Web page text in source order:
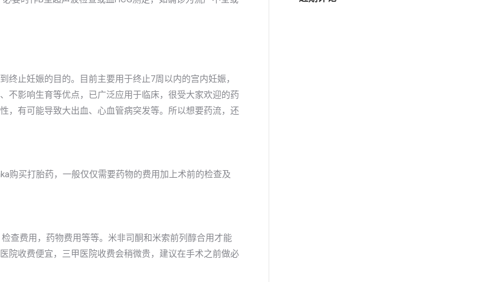
止妊娠的目的。目前主要用于终止7周以内的宫内妊娠，
不影响生育等优点，已广泛应用于临床，很受大家欢迎的药
，有可能导致大出血、心血管病突发等。所以想要药流，还
购买打胎药，一般仅仅需要药物的费用加上术前的检查及
查费用，药物费用等等。米非司酮和米索前列醇合用才能
院收费便宜，三甲医院收费会稍微贵，建议在手术之前做必